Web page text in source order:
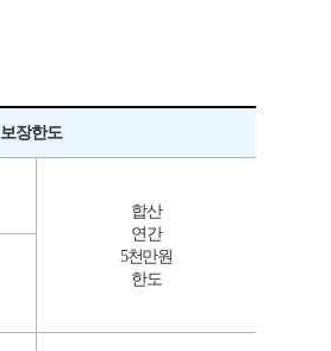
보장한도
합산
연간
5천만원
한도